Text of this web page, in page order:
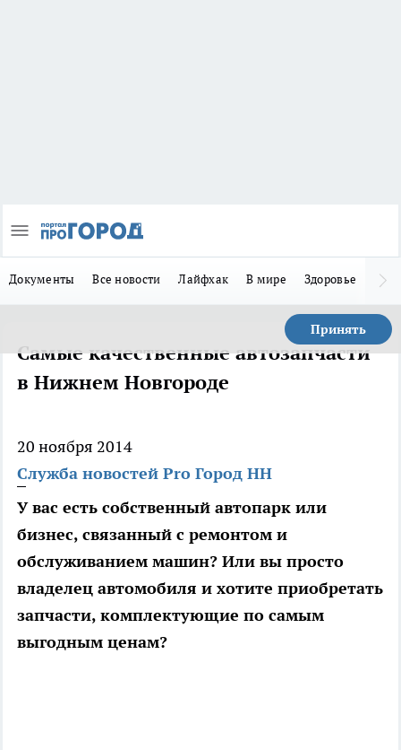
Документы Все новости Лайфхак В мире Здоровье
Принять
Самые качественные автозапчасти
в Нижнем Новгороде
20 ноября 2014
Служба новостей Pro Город НН
У вас есть собственный автопарк или
бизнес, связанный с ремонтом и
обслуживанием машин? Или вы просто
владелец автомобиля и хотите приобретать
запчасти, комплектующие по самым
выгодным ценам?